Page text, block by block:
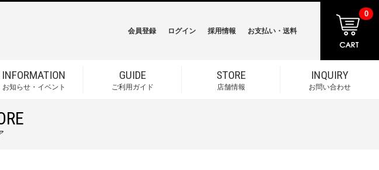
INFORMATION
お知らせ・イベント
GUIDE
ご利用ガイド
STORE
店舗情報
INQUIRY
お問い合わせ
会員登録 ログイン 採用情報 お支払い・送料
0